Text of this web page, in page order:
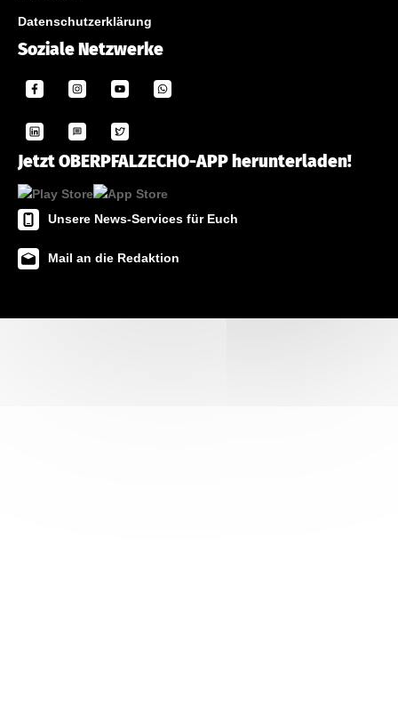
Datenschutzerklärung
Soziale Netzwerke
Jetzt OBERPFALZECHO-APP herunterladen!
Unsere News-Services für Euch
Mail an die Redaktion